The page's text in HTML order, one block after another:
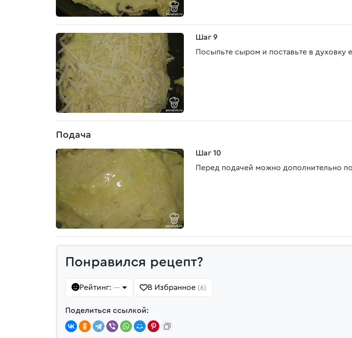
Шаг 9
Посыпьте сыром и поставьте в духовку
Подача
Шаг 10
Перед подачей можно дополнительно
Понравился рецепт?
Рейтинг: — В Избранное (6)
Поделиться ссылкой: